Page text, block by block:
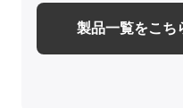
製品一覧をこち